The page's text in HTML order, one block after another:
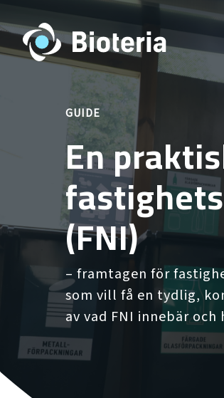
GUIDE
En
(FNI)
– framtagen för
som vill få en tydlig,
av vad FNI innebär